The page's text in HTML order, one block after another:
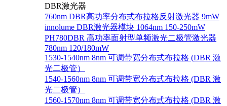
DBR激光器
760nm DBR高功率分布式布拉格反射激光器 9mW
innolume DBR激光器模块 1064nm 150-250mW
PH780DBR 高功率面射型单频激光二极管激光器
780nm 120/180mW
1530-1540nm 8nm 可调带宽分布式布拉格 (DBR 激
光二极管）
1540-1560nm 8nm 可调带宽分布式布拉格 (DBR 激
光二极管）
1560-1570nm 8nm 可调带宽分布式布拉格 (DBR 激